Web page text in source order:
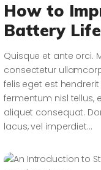
How to
Battery Life
Quisque et ante orci.
consectetur
felis eget est
fermentum nisl tellus,
aliquet consequat.
lacus, vel imperdiet…